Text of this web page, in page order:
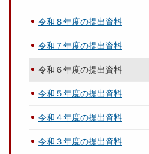
令和８年度の提出資料
令和７年度の提出資料
令和６年度の提出資料
令和５年度の提出資料
令和４年度の提出資料
令和３年度の提出資料